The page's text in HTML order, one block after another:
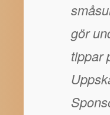
gör
tippar